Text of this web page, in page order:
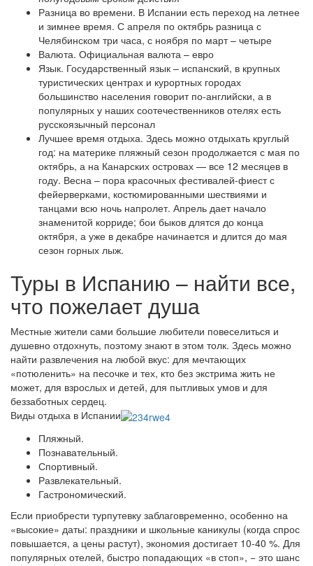
Разница во времени. В Испании есть переход на летнее
и зимнее время. С апреля по октябрь разница с
Челябинском три часа, с ноября по март – четыре
Валюта. Официальная валюта – евро
Язык. Государственный язык – испанский, в крупных
туристических центрах и курортных городах
большинство населения говорит по-английски, а в
популярных у наших соотечественников отелях есть
русскоязычный персонал
Лучшее время отдыха. Здесь можно отдыхать круглый
год: на материке пляжный сезон продолжается с мая по
октябрь, а на Канарских островах — все 12 месяцев в
году. Весна – пора красочных фестивалей-фиест с
фейерверками, костюмированными шествиями и
танцами всю ночь напролет. Апрель дает начало
знаменитой корриде; бои быков длятся до конца
октября, а уже в декабре начинается и длится до мая
сезон горных лыж.
Туры в Испанию – найти все,
что пожелает душа
Местные жители сами большие любители повеселиться и
душевно отдохнуть, поэтому знают в этом толк. Здесь можно
найти развлечения на любой вкус: для мечтающих
«потюленить» на песочке и тех, кто без экстрима жить не
может, для взрослых и детей, для пытливых умов и для
беззаботных сердец.
Виды отдыха в Испании
Пляжный.
Познавательный.
Спортивный.
Развлекательный.
Гастрономический.
Если приобрести турпутевку заблаговременно, особенно на
«высокие» даты: праздники и школьные каникулы (когда спрос
повышается, а цены растут), экономия достигает 10-40 %. Для
популярных отелей, быстро попадающих «в стоп», − это шанс